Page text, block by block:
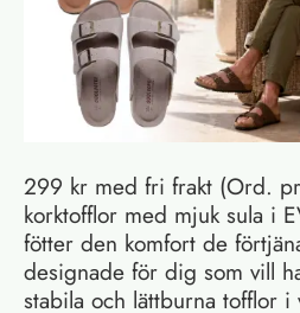
299 kr med fri frakt (Ord.
korktofflor med mjuk sula i
fötter den komfort de
designade för dig som vill
stabila och lättburna tofflor i